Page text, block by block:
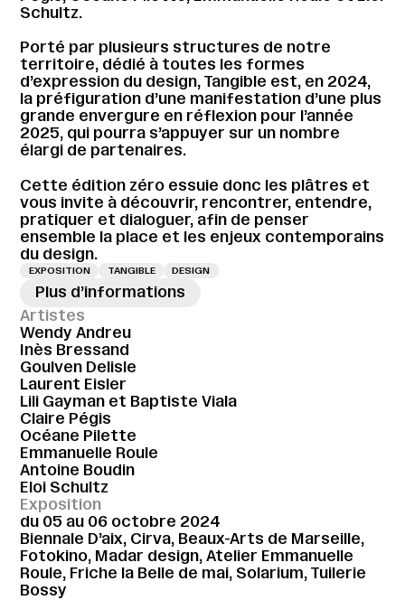
Schultz.
Porté par plusieurs structures de notre
territoire, dédié à toutes les formes
d’expression du design, Tangible est, en 2024,
la préfiguration d’une manifestation d’une plus
grande envergure en réflexion pour l’année
2025, qui pourra s’appuyer sur un nombre
élargi de partenaires.
Cette édition zéro essuie donc les plâtres et
vous invite à découvrir, rencontrer, entendre,
pratiquer et dialoguer, afin de penser
ensemble la place et les enjeux contemporains
du design.
EXPOSITION TANGIBLE DESIGN
Plus d’informations
Artistes
Wendy Andreu
Inès Bressand
Goulven Delisle
Laurent Eisler
Lili Gayman et Baptiste Viala
Claire Pégis
Océane Pilette
Emmanuelle Roule
Antoine Boudin
Eloi Schultz
Exposition
du 05 au 06 octobre 2024
Biennale D’aix, Cirva, Beaux-Arts de Marseille,
Fotokino, Madar design, Atelier Emmanuelle
Roule, Friche la Belle de mai, Solarium, Tuilerie
Bossy